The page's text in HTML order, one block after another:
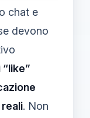
chat e
devono
. Non